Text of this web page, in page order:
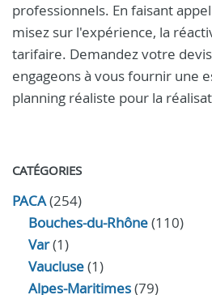
professionnels. En faisant
misez sur l'expérience, la
tarifaire. Demandez votre
engageons à vous fournir une
planning réaliste pour la
CATÉGORIES
PACA(254)
Bouches-du-Rhône(110)
Var(1)
Vaucluse(1)
Alpes-Maritimes(79)